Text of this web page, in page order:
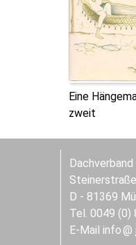
Eine
zweit
D - 81369
Tel. 0049 (0)
E-Mail info